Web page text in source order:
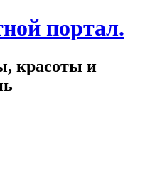
портал.
красоты и